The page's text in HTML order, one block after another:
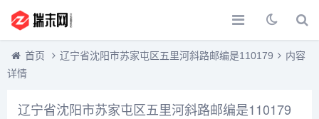
首页 辽宁省沈阳市苏家屯区五里河斜路邮编是110179
内容
详情
辽宁省沈阳市苏家屯区五里河斜路邮编是110179